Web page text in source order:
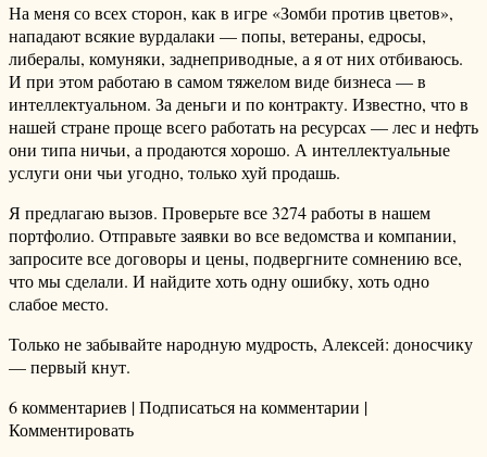
На меня со всех сторон, как в игре «Зомби против цветов»,
нападают всякие вурдалаки — попы, ветераны, едросы,
либералы, комуняки, заднеприводные, а я от них отбиваюсь.
И при этом работаю в самом тяжелом виде бизнеса — в
интеллектуальном. За деньги и по контракту. Известно, что в
нашей стране проще всего работать на ресурсах — лес и нефть
они типа ничьи, а продаются хорошо. А интеллектуальные
услуги они чьи угодно, только хуй продашь.
Я предлагаю вызов. Проверьте все 3274 работы в нашем
портфолио. Отправьте заявки во все ведомства и компании,
запросите все договоры и цены, подвергните сомнению все,
что мы сделали. И найдите хоть одну ошибку, хоть одно
слабое место.
Только не забывайте народную мудрость, Алексей: доносчику
— первый кнут.
6 комментариев | Подписаться на комментарии |
Комментировать